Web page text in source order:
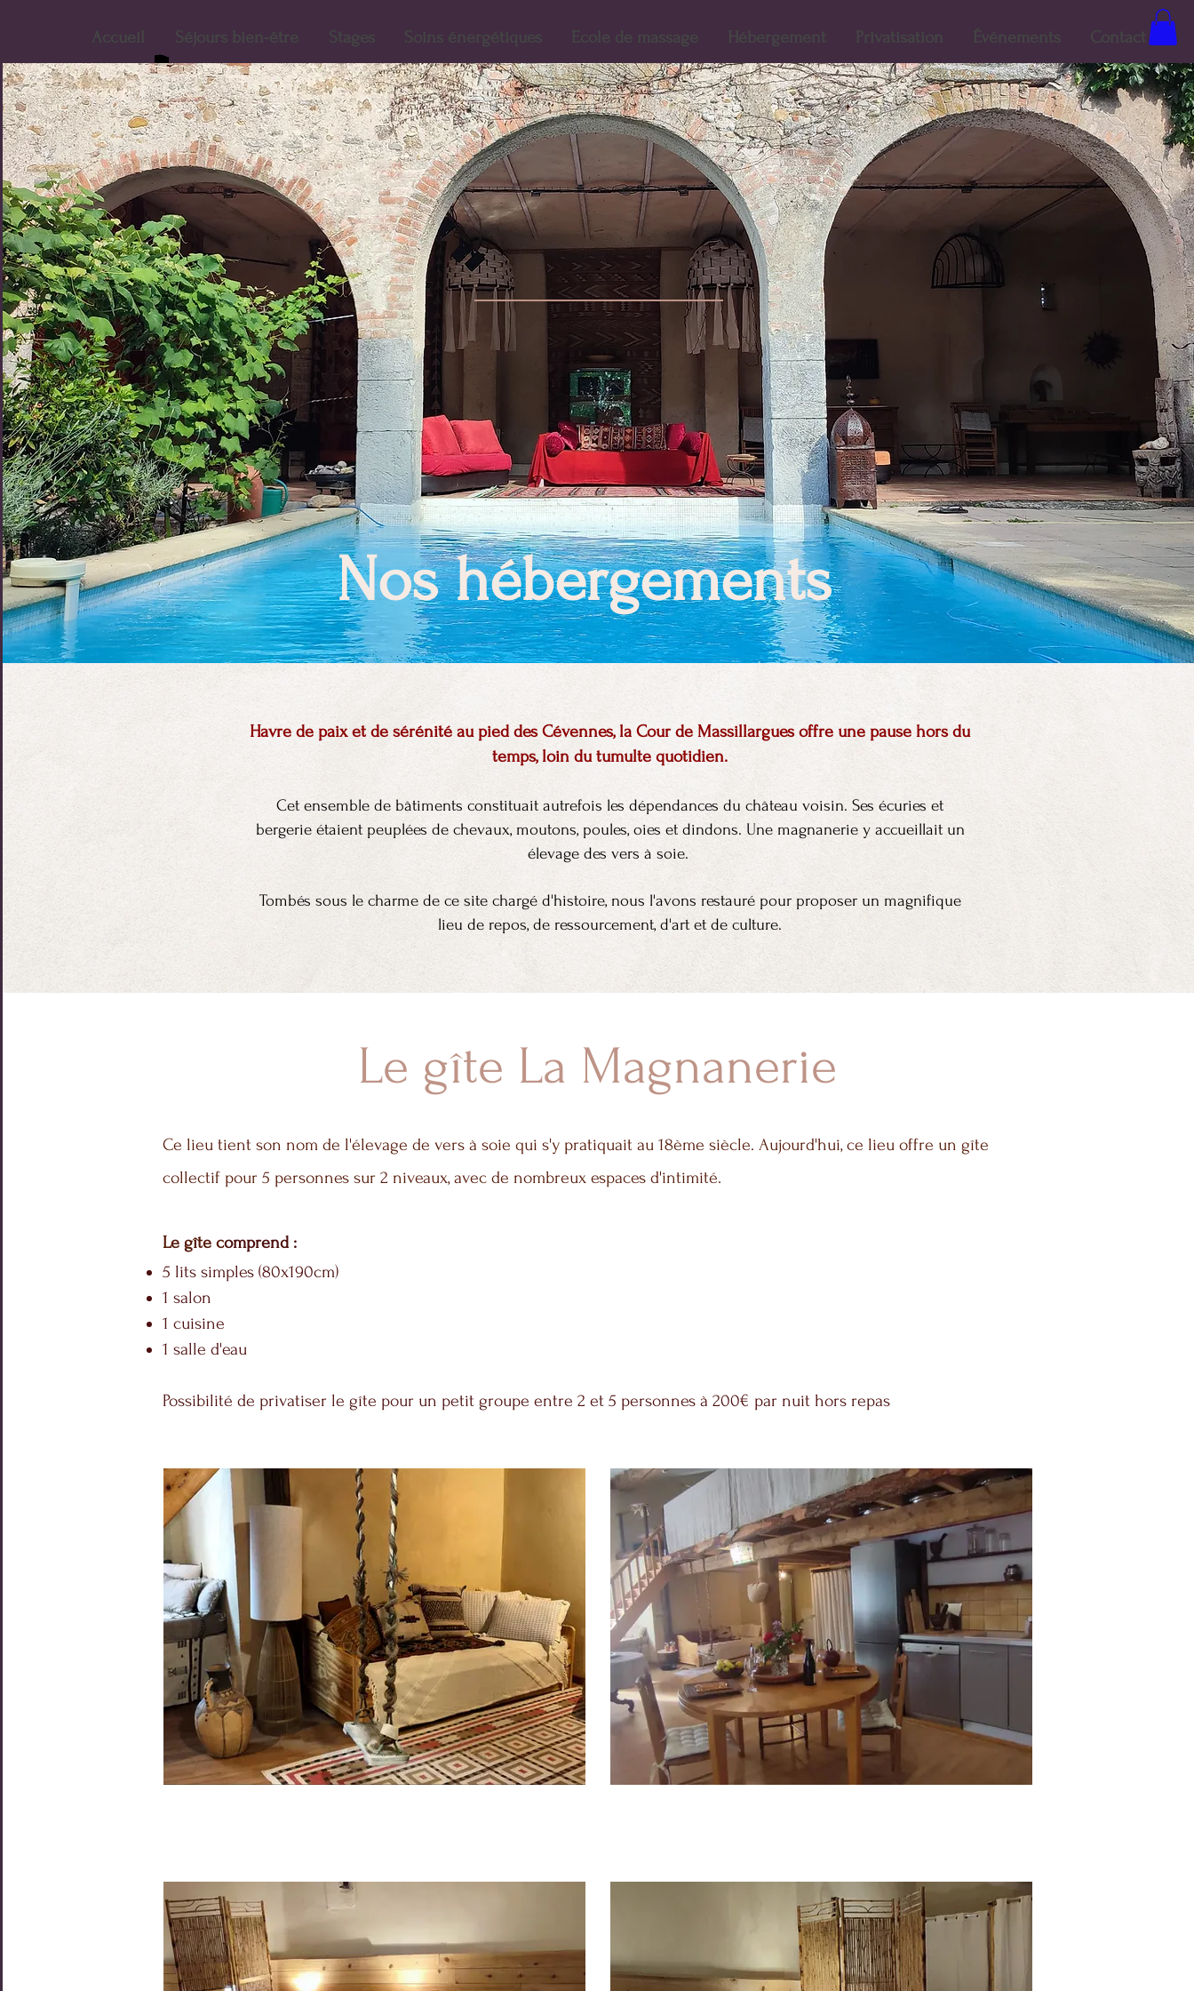
Accueil Séjours bien-être Stages Soins énergétiques Ecole de massage Hébergement Privatisation Événements Contact
Nos hébergements
Havre de paix et de sérénité au pied des Cévennes, la Cour de Massillargues offre une pause hors du
temps, loin du tumulte quotidien.
Cet ensemble de bâtiments constituait autrefois les dépendances du château voisin. Ses écuries et
bergerie étaient peuplées de chevaux, moutons, poules, oies et dindons. Une magnanerie y accueillait un
élevage des vers à soie.
Tombés sous le charme de ce site chargé d'histoire, nous l'avons restauré pour proposer un magnifique
lieu de repos, de ressourcement, d'art et de culture.
Le gîte La Magnanerie
Ce lieu tient son nom de l'élevage de vers à soie qui s'y pratiquait au 18ème siècle. Aujourd'hui, ce lieu offre un gîte
collectif pour 5 personnes sur 2 niveaux, avec de nombreux espaces d'intimité.
Le gîte comprend :
5 lits simples (80x190cm)
1 salon
1 cuisine
1 salle d'eau
Possibilité de privatiser le gîte pour un petit groupe entre 2 et 5 personnes à 200€ par nuit hors repas